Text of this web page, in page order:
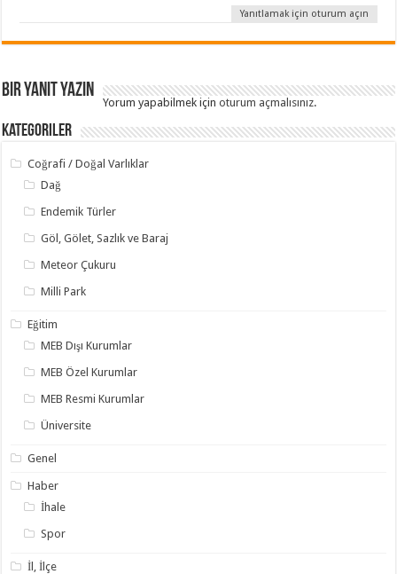
Yanıtlamak için oturum açın
Bir yanıt yazın
Yorum yapabilmek içinoturum açmalısınız.
Kategoriler
Coğrafi / Doğal Varlıklar
Dağ
Endemik Türler
Göl, Gölet, Sazlık ve Baraj
Meteor Çukuru
Milli Park
Eğitim
MEB Dışı Kurumlar
MEB Özel Kurumlar
MEB Resmi Kurumlar
Üniversite
Genel
Haber
İhale
Spor
İl, İlçe